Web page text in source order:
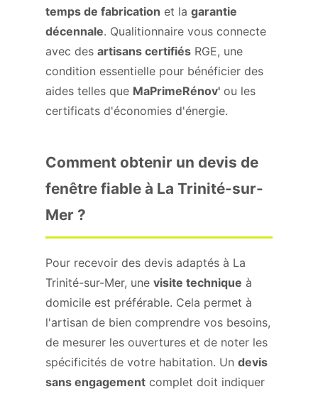
temps de fabrication et la garantie
décennale. Qualitionnaire vous connecte
avec des artisans certifiés RGE, une
condition essentielle pour bénéficier des
aides telles que MaPrimeRénov' ou les
certificats d'économies d'énergie.
Comment obtenir un devis de
fenêtre fiable à La Trinité-sur-
Mer ?
Pour recevoir des devis adaptés à La
Trinité-sur-Mer, une visite technique à
domicile est préférable. Cela permet à
l'artisan de bien comprendre vos besoins,
de mesurer les ouvertures et de noter les
spécificités de votre habitation. Un devis
sans engagement complet doit indiquer